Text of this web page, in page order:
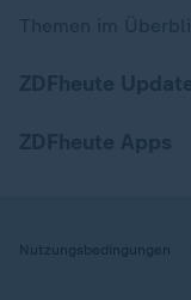
Nutzungsbedingungen